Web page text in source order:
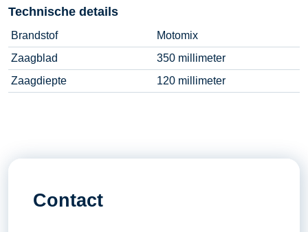
Technische details
Brandstof
Motomix
Zaagblad
350 millimeter
Zaagdiepte
120 millimeter
Contact